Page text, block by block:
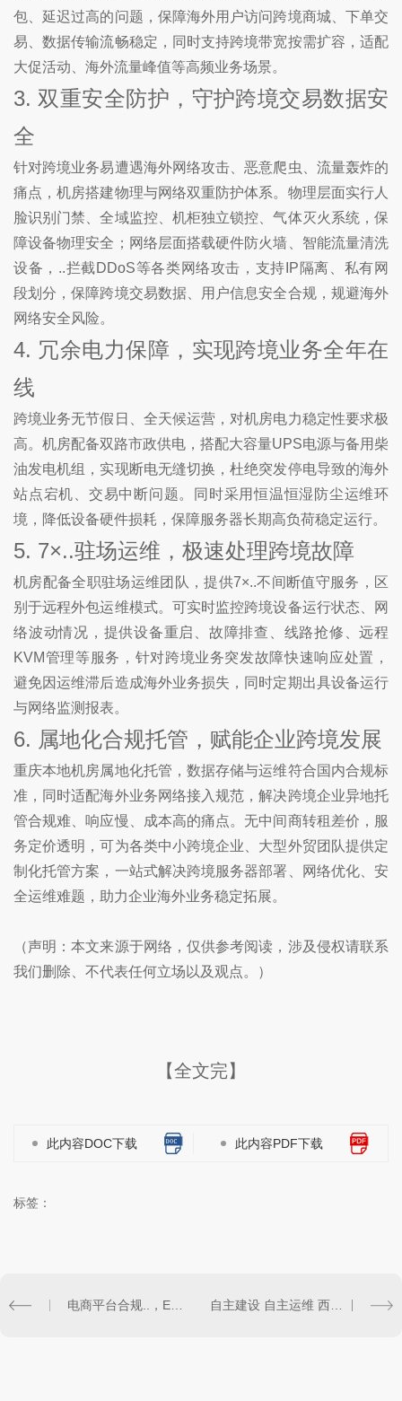
包、延迟过高的问题，保障海外用户访问跨境商城、下单交
易、数据传输流畅稳定，同时支持跨境带宽按需扩容，适配
大促活动、海外流量峰值等高频业务场景。
3. 双重安全防护，守护跨境交易数据安
全
针对跨境业务易遭遇海外网络攻击、恶意爬虫、流量轰炸的
痛点，机房搭建物理与网络双重防护体系。物理层面实行人
脸识别门禁、全域监控、机柜独立锁控、气体灭火系统，保
障设备物理安全；网络层面搭载硬件防火墙、智能流量清洗
设备，..拦截DDoS等各类网络攻击，支持IP隔离、私有网
段划分，保障跨境交易数据、用户信息安全合规，规避海外
网络安全风险。
4. 冗余电力保障，实现跨境业务全年在
线
跨境业务无节假日、全天候运营，对机房电力稳定性要求极
高。机房配备双路市政供电，搭配大容量UPS电源与备用柴
油发电机组，实现断电无缝切换，杜绝突发停电导致的海外
站点宕机、交易中断问题。同时采用恒温恒湿防尘运维环
境，降低设备硬件损耗，保障服务器长期高负荷稳定运行。
5. 7×..驻场运维，极速处理跨境故障
机房配备全职驻场运维团队，提供7×..不间断值守服务，区
别于远程外包运维模式。可实时监控跨境设备运行状态、网
络波动情况，提供设备重启、故障排查、线路抢修、远程
KVM管理等服务，针对跨境业务突发故障快速响应处置，
避免因运维滞后造成海外业务损失，同时定期出具设备运行
与网络监测报表。
6. 属地化合规托管，赋能企业跨境发展
重庆本地机房属地化托管，数据存储与运维符合国内合规标
准，同时适配海外业务网络接入规范，解决跨境企业异地托
管合规难、响应慢、成本高的痛点。无中间商转租差价，服
务定价透明，可为各类中小跨境企业、大型外贸团队提供定
制化托管方案，一站式解决跨境服务器部署、网络优化、安
全运维难题，助力企业海外业务稳定拓展。
（声明：本文来源于网络，仅供参考阅读，涉及侵权请联系
我们删除、不代表任何立场以及观点。）
【全文完】
此内容DOC下载 此内容PDF下载
标签：